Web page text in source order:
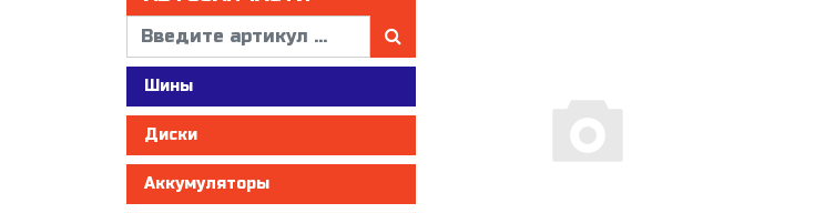
Шины
Диски
Аккумуляторы